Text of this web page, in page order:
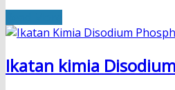
Ikatan kimia